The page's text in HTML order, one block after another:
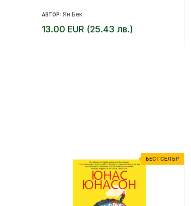
АВТОР: Ян Бек
13.00 EUR (25.43 лв.)
БЕСТСЕЛЪР